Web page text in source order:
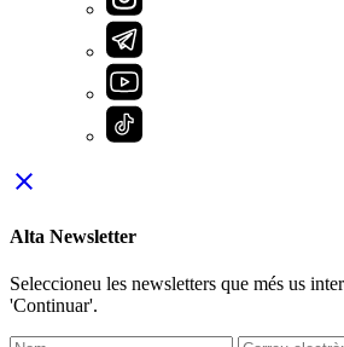
close
Alta Newsletter
Seleccioneu les newsletters que més us
'Continuar'.